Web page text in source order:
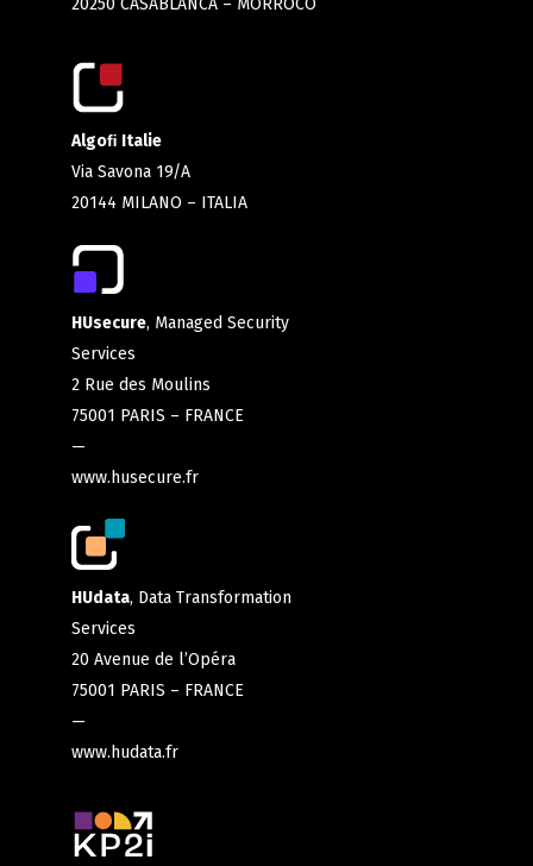
20250 CASABLANCA – MORROCO
Algoﬁ Italie
Via Savona 19/A
20144 MILANO – ITALIA
HUsecure, Managed Security
Services
2 Rue des Moulins
75001 PARIS – FRANCE
—
www.husecure.fr
HUdata, Data Transformation
Services
20 Avenue de l’Opéra
75001 PARIS – FRANCE
—
www.hudata.fr